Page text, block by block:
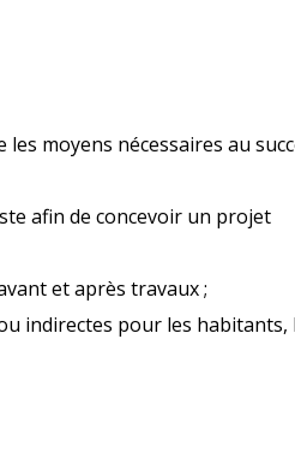
moyens nécessaires au
afin de concevoir un projet
et après travaux ;
indirectes pour les habitants,